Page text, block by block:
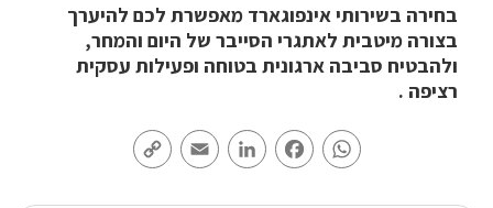
בחירה בשירותי אינפוגארד מאפשרת לכם להיערך
בצורה מיטבית לאתגרי הסייבר של היום והמחר,
ולהבטיח סביבה ארגונית בטוחה ופעילות עסקית
רציפה .
WhatsApp
Facebook
LinkedIn
Email